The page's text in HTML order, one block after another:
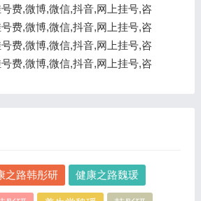
费,微博,微信,抖音,网上挂号,咨
费,微博,微信,抖音,网上挂号,咨
费,微博,微信,抖音,网上挂号,咨
费,微博,微信,抖音,网上挂号,咨
之路韩彤研 健康之路魏瑗